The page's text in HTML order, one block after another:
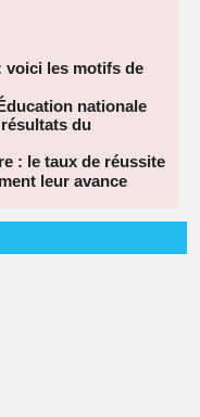
voici les motifs de
nationale
du
: le taux de réussite
leur avance